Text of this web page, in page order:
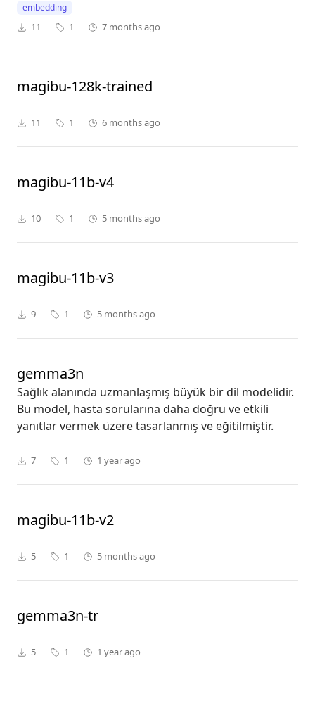
embedding
11 1 7 months ago
magibu-128k-trained
11 1 6 months ago
magibu-11b-v4
10 1 5 months ago
magibu-11b-v3
9 1 5 months ago
gemma3n
Sağlık alanında uzmanlaşmış büyük bir dil modelidir.
Bu model, hasta sorularına daha doğru ve etkili
yanıtlar vermek üzere tasarlanmış ve eğitilmiştir.
7 1 1 year ago
magibu-11b-v2
5 1 5 months ago
gemma3n-tr
5 1 1 year ago